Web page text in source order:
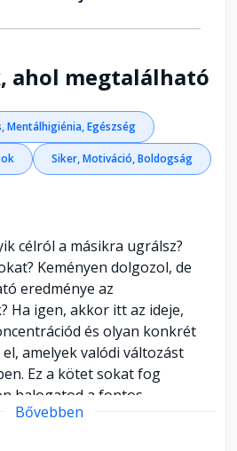
ahol megtalálható
Mentálhigiénia, Egészség
Siker, Motiváció, Boldogság
célról a másikra ugrálsz?
Keményen dolgozol, de
eredménye az
Ha igen, akkor itt az ideje,
és olyan konkrét
amelyek valódi változást
Ez a kötet sokat fog
halogatod a fontos
egy újabb célt hajszolsz, de
Bővebben